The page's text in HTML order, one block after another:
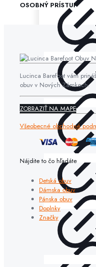
OSOBNÝ PRÍSTUP
Lucinca Barefoot vám
obuv v Nových Zámkoch.
ZOBRAZIŤ NA MAPE
Všeobecné obchodné
Nájdite to čo hľadáte
Detská obuv
Dámska obuv
Pánska obuv
Doplnky
Značky